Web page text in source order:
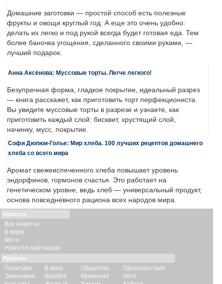
Домашние заготовки — простой способ есть полезные
фрукты и овощи круглый год. А еще это очень удобно:
делать их легко и под рукой всегда будет готовая еда. Тем
более баночка угощения, сделанного своими руками, —
лучший подарок.
Анна Аксёнова: Муссовые торты. Легче легкого!
Безупречная форма, гладкое покрытие, идеальный разрез
— книга расскажет, как приготовить торт перфекциониста.
Вы увидите муссовые торты в разрезе и узнаете, как
приготовить каждый слой: бисквит, хрустящий слой,
начинку, мусс, покрытие.
Софи Дюпюи-Голье: Мир хлеба. 100 лучших рецептов домашнего
хлеба со всего мира
Аромат свежеиспеченного хлеба повышает уровень
эндорфинов, гормонов счастья. Это работает на
генетическом уровне, ведь хлеб — универсальный продукт,
основа повседневного рациона всех народов мира.
Новости
Все новости
В мире
Фото
Новости партнеров
Рубрики
Политика
Экономика
В кино
Шоубиз
Общество
Криминал
Происшествия
Авто